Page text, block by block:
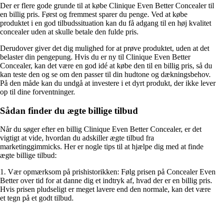
Der er flere gode grunde til at købe Clinique Even Better Concealer til
en billig pris. Først og fremmest sparer du penge. Ved at købe
produktet i en god tilbudssituation kan du få adgang til en høj kvalitet
concealer uden at skulle betale den fulde pris.
Derudover giver det dig mulighed for at prøve produktet, uden at det
belaster din pengepung. Hvis du er ny til Clinique Even Better
Concealer, kan det være en god idé at købe den til en billig pris, så du
kan teste den og se om den passer til din hudtone og dækningsbehov.
På den måde kan du undgå at investere i et dyrt produkt, der ikke lever
op til dine forventninger.
Sådan finder du ægte billige tilbud
Når du søger efter en billig Clinique Even Better Concealer, er det
vigtigt at vide, hvordan du adskiller ægte tilbud fra
marketinggimmicks. Her er nogle tips til at hjælpe dig med at finde
ægte billige tilbud:
1. Vær opmærksom på prishistorikken: Følg prisen på Concealer Even
Better over tid for at danne dig et indtryk af, hvad der er en billig pris.
Hvis prisen pludseligt er meget lavere end den normale, kan det være
et tegn på et godt tilbud.